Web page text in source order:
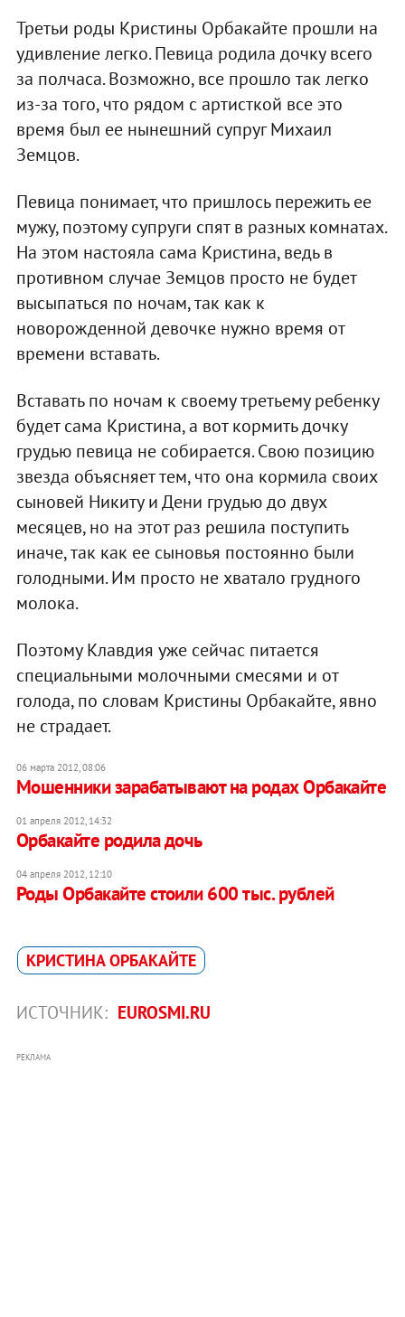
Третьи роды Кристины Орбакайте прошли на
удивление легко. Певица родила дочку всего
за полчаса. Возможно, все прошло так легко
из-за того, что рядом с артисткой все это
время был ее нынешний супруг Михаил
Земцов.
Певица понимает, что пришлось пережить ее
мужу, поэтому супруги спят в разных комнатах.
На этом настояла сама Кристина, ведь в
противном случае Земцов просто не будет
высыпаться по ночам, так как к
новорожденной девочке нужно время от
времени вставать.
Вставать по ночам к своему третьему ребенку
будет сама Кристина, а вот кормить дочку
грудью певица не собирается. Свою позицию
звезда объясняет тем, что она кормила своих
сыновей Никиту и Дени грудью до двух
месяцев, но на этот раз решила поступить
иначе, так как ее сыновья постоянно были
голодными. Им просто не хватало грудного
молока.
Поэтому Клавдия уже сейчас питается
специальными молочными смесями и от
голода, по словам Кристины Орбакайте, явно
не страдает.
06 марта 2012, 08:06
Мошенники зарабатывают на родах Орбакайте
01 апреля 2012, 14:32
Орбакайте родила дочь
04 апреля 2012, 12:10
Роды Орбакайте стоили 600 тыс. рублей
КРИСТИНА ОРБАКАЙТЕ
ИСТОЧНИК: EUROSMI.RU
РЕКЛАМА